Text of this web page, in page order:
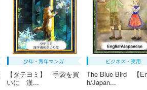
少年・青年マンガ
【タテヨミ】 手袋を買
いに 漢...
ビジネス・実用
The Blue Bird 【
h/Japan...